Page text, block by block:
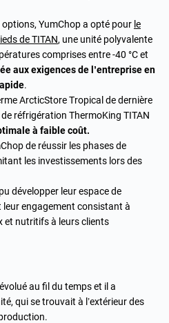
YumChop a opté pour le
de TITAN, une unité polyvalente
comprises entre -40 °C et
aux exigences de l’entreprise en
.
ArcticStore Tropical de dernière
réfrigération ThermoKing TITAN
à faible coût.
de réussir les phases de
les investissements lors des
développer leur espace de
engagement consistant à
et nutritifs à leurs clients
au fil du temps et il a
qui se trouvait à l’extérieur des